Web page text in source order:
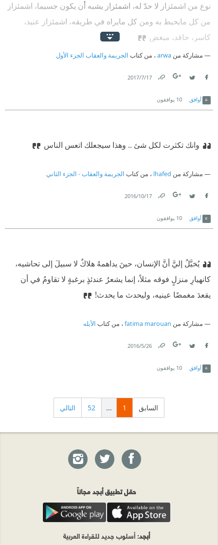
نوع من اشمئزاز لا حدّ له، اشمئزاز يشبه أن يكون جسيما، اشمئزاز
من كل مايحيط به ومن كل مايراه في طريقه، اشمئزاز عنيد،
كاسر، حاقد، مبغض
مشاركة من arwa ، من كتاب الجريمة والعقاب الجزء الأول
17‏/7‏/2017
أوافق 10 يوافقون
وانك تكثرت لكل شئ .. وهذا سيجعلك اتعس الناس
مشاركة من lhafed ، من كتاب الجريمة والعقاب - الجزء الثاني
17‏/10‏/2016
أوافق 10 يوافقون
يُخيَّلُ إليَّ أنَّ الإنسان، حينَ يداهمهُ هلاكٌ لا سبيلَ إلى تحاشيه،
كانهيارِ منزلٍ فوقه مثلاً، إنما يشعرُ عندئذٍ برغبةٍ لا تقاومُ في أن
يقعدَ مغمضًا عينيه، وليحدث ما يحدث!
مشاركة من fatima marouan ، من كتاب الأبله
26‏/5‏/2016
أوافق 10 يوافقون
السابق 1
...
52 التالي
حمّل تطبيق أبجد مجاناً
أبجد: أسلوب جديد للقراءة العربية